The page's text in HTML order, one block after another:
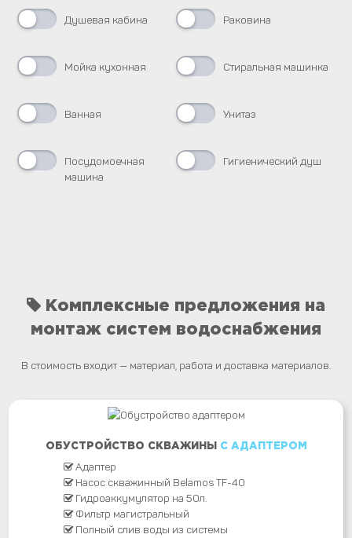
Душевая кабина Раковина
Мойка кухонная Стиральная машинка
Ванная Унитаз
Посудомоечная
машина
Гигиенический душ
Комплексные предложения на
монтаж систем водоснабжения
В стоимость входит — материал, работа и доставка материалов.
ОБУСТРОЙСТВО СКВАЖИНЫ С АДАПТЕРОМ
Адаптер
Насос скважинный Belamos TF-40
Гидроаккумулятор на 50л.
Фильтр магистральный
Полный слив воды из системы